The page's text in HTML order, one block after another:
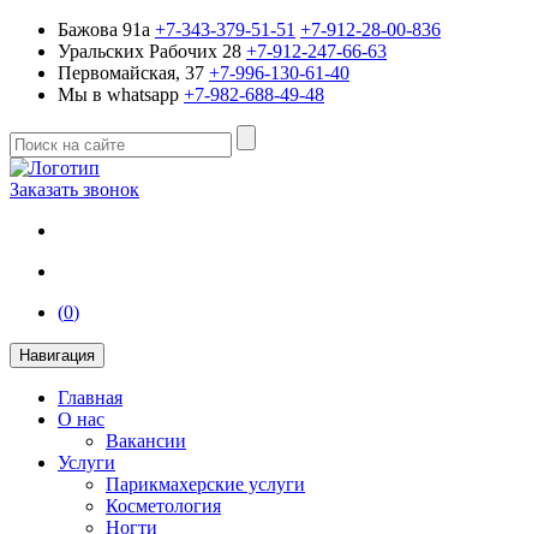
Бажова 91a +7-343-379-51-51 +7-912-28-00-836
Уральских Рабочих 28 +7-912-247-66-63
Первомайская, 37 +7-996-130-61-40
Мы в whatsapp +7-982-688-49-48
Заказать звонок
(0)
Навигация
Главная
О нас
Вакансии
Услуги
Парикмахерские услуги
Косметология
Ногти